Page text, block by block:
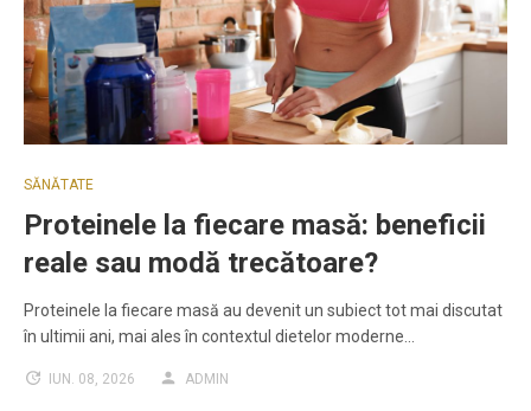
SĂNĂTATE
Proteinele la fiecare masă: beneficii
reale sau modă trecătoare?
Proteinele la fiecare masă au devenit un subiect tot mai discutat
în ultimii ani, mai ales în contextul dietelor moderne…
IUN. 08, 2026 ADMIN